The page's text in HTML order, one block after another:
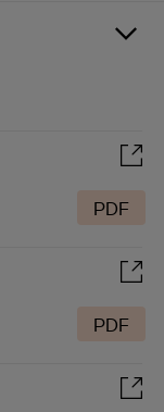
PDF
PDF